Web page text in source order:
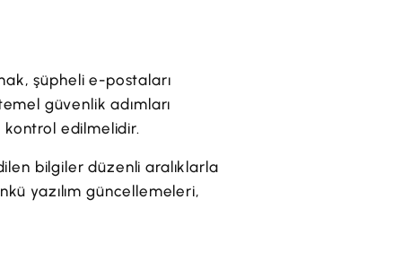
şüpheli e-postaları
güvenlik adımları
edilmelidir.
bilgiler düzenli aralıklarla
yazılım güncellemeleri,